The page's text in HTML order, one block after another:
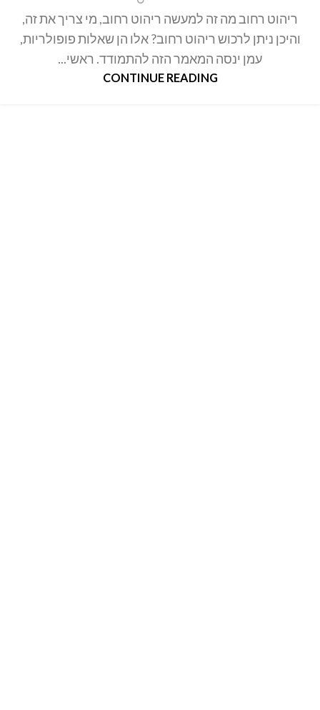
ריהוט רחוב מה זה למעשה ריהוט רחוב, מי צריך את זה,
והיכן ניתן לרכוש ריהוט רחוב? אלו הן שאלות פופולריות,
עמן ינסה המאמר הזה להתמודד. ראשי...
CONTINUE READING